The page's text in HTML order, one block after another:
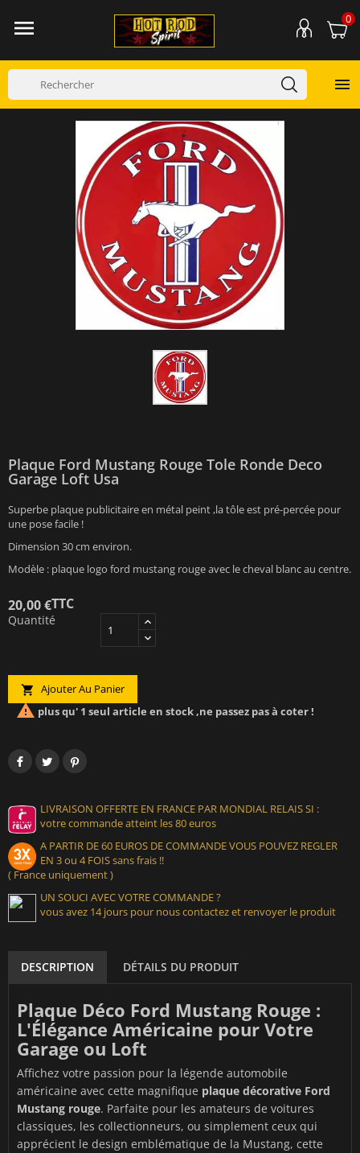
 0

Plaque Ford Mustang Rouge Tole Ronde Deco
Garage Loft Usa
Superbe plaque publicitaire en métal peint ,la tôle est pré-percée pour
une pose facile !
Dimension 30 cm environ.
Modèle : plaque logo ford mustang rouge avec le cheval blanc au centre.
20,00 €TTC
Quantité
 Ajouter Au Panier
 plus qu' 1 seul article en stock ,ne passez pas à coter !
LIVRAISON OFFERTE EN FRANCE PAR MONDIAL RELAIS SI :
votre commande atteint les 80 euros
A PARTIR DE 60 EUROS DE COMMANDE VOUS POUVEZ REGLER
EN 3 ou 4 FOIS sans frais !!
( France uniquement )
UN SOUCI AVEC VOTRE COMMANDE ?
vous avez 14 jours pour nous contactez et renvoyer le produit
DESCRIPTION DÉTAILS DU PRODUIT
Plaque Déco Ford Mustang Rouge :
L'Élégance Américaine pour Votre
Garage ou Loft
Affichez votre passion pour la légende automobile
américaine avec cette magnifique plaque décorative Ford
Mustang rouge. Parfaite pour les amateurs de voitures
classiques, les collectionneurs, ou simplement ceux qui
apprécient le design emblématique de la Mustang, cette